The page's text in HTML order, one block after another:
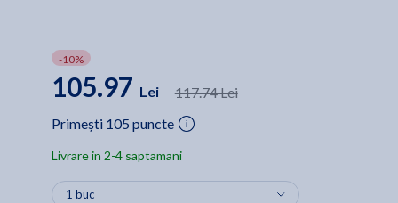
-10%
105.97 Lei
117.74 Lei
Primești 105 puncte
Livrare in 2-4 saptamani